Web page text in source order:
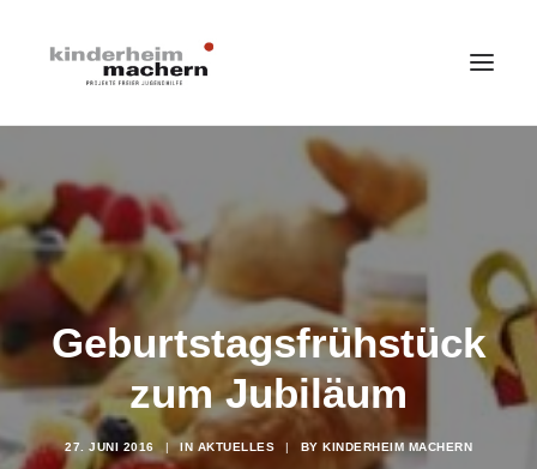
HOME
LEISTUNGSANGEBOTE
ÜBER UNS
IMPRESSIONEN
STELLENANGEBOTE
SPENDEN
SEARCH
Geburtstagsfrühstück
zum Jubiläum
27. JUNI 2016 | IN AKTUELLES | BY KINDERHEIM MACHERN